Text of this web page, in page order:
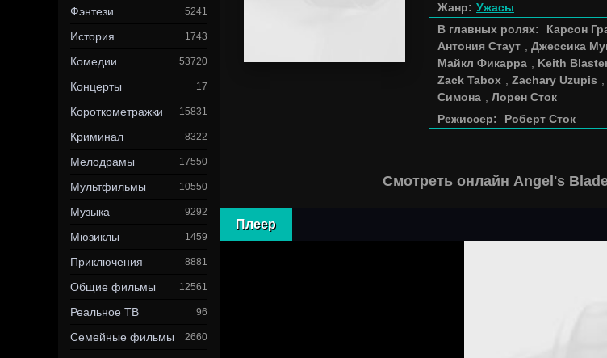
Фэнтези 5241
История 1743
Комедии 53720
Концерты 17
Короткометражки 15831
Криминал 8322
Мелодрамы 17550
Мультфильмы 10550
Музыка 9292
Мюзиклы 1459
Приключения 8881
Общие фильмы 12561
Реальное ТВ 96
Семейные фильмы 2660
Жанр: Ужасы
В главных ролях:
Карсон
Антония Стаут
Джессика
Майкл Фикарра
Keith
Zack Tabox
Zachary Uzupis
Симона
Лорен Сток
Режиссер:
Роберт Сток
Смотреть онлайн Angel's
Плеер